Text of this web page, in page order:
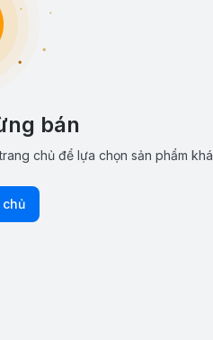
bán
chủ để lựa chọn sản phẩm